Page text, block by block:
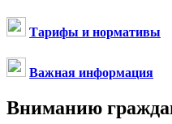
Тарифы и нормативы
Важная информация
Вниманию